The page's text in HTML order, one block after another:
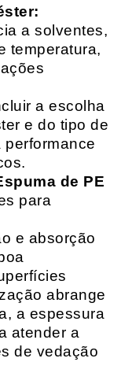
a solventes,
temperatura,
a escolha
e do tipo de
de PE
para
e absorção
abrange
a espessura
atender a
de vedação